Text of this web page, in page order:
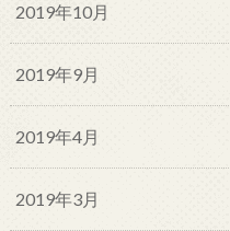
2019年10月
2019年9月
2019年4月
2019年3月